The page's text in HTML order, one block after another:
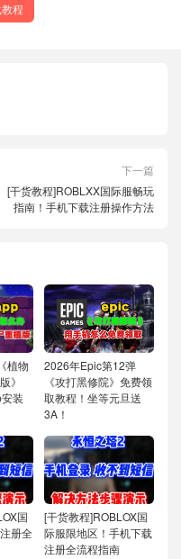
程
下一篇
[干货教程]ROBLXX国际服畅玩
指南！手机下载注册操作方法
植物
》
装
2026年Epic第12弹
《攻打黑修院》免费领
取教程！坐等元旦送
3A！
国
册全
[干货教程]ROBLOX国
际服限地区！手机下载
注册全流程指南